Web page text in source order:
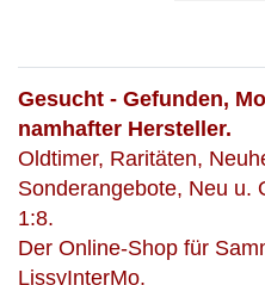
Gesucht - Gefunden,
namhafter Hersteller.
Oldtimer, Raritäten,
Sonderangebote, Neu u.
1:8.
Der Online-Shop für
LissyInterMo.